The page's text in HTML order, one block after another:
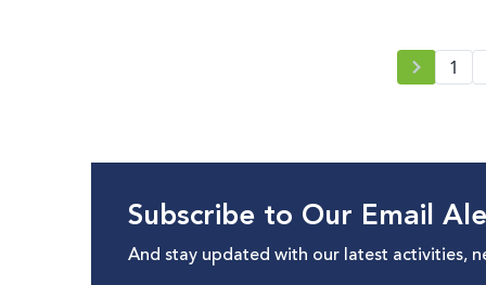
1
Subscribe to Our Email
And stay updated with our latest activities,